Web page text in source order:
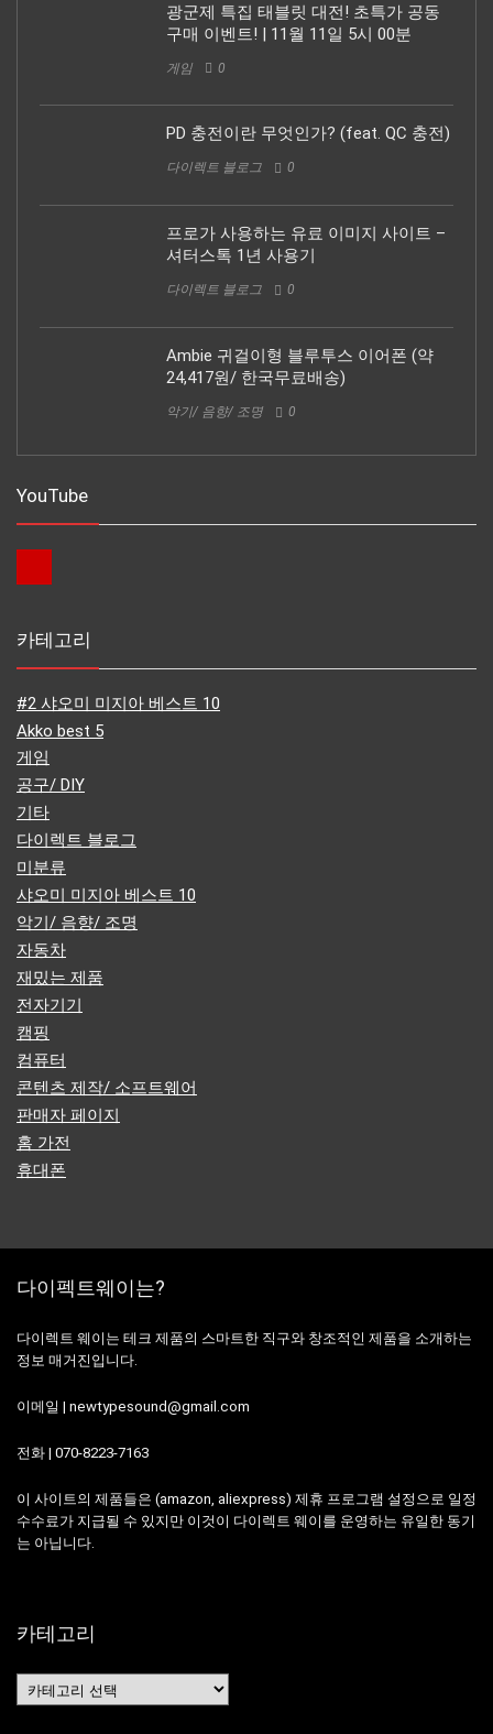
광군제 특집 태블릿 대전! 초특가 공동
구매 이벤트! | 11월 11일 5시 00분
게임 0
PD 충전이란 무엇인가? (feat. QC 충전)
다이렉트 블로그 0
프로가 사용하는 유료 이미지 사이트 –
셔터스톡 1년 사용기
다이렉트 블로그 0
Ambie 귀걸이형 블루투스 이어폰 (약
24,417원/ 한국무료배송)
악기/ 음향/ 조명 0
YouTube
카테고리
#2 샤오미 미지아 베스트 10
Akko best 5
게임
공구/ DIY
기타
다이렉트 블로그
미분류
샤오미 미지아 베스트 10
악기/ 음향/ 조명
자동차
재밌는 제품
전자기기
캠핑
컴퓨터
콘텐츠 제작/ 소프트웨어
판매자 페이지
홈 가전
휴대폰
다이펙트웨이는?
다이렉트 웨이는 테크 제품의 스마트한 직구와 창조적인 제품을 소개하는
정보 매거진입니다.
이메일 | newtypesound@gmail.com
전화 | 070-8223-7163
이 사이트의 제품들은 (amazon, aliexpress) 제휴 프로그램 설정으로 일정
수수료가 지급될 수 있지만 이것이 다이렉트 웨이를 운영하는 유일한 동기
는 아닙니다.
카테고리
카
테